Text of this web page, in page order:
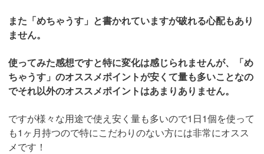
また「めちゃうす」と書かれていますが破れる心配もあり
ません。
使ってみた感想ですと特に変化は感じられませんが、「め
ちゃうす」のオススメポイントが安くて量も多いことなの
でそれ以外のオススメポイントはあまりありません。
ですが様々な用途で使え安く量も多いので1日1個を使って
も1ヶ月持つので特にこだわりのない方には非常にオスス
メです！